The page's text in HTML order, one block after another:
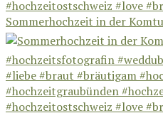
Sommerhochzeit in der